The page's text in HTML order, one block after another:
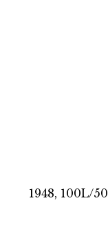
1948, 100L/